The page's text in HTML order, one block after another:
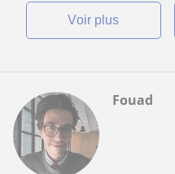
voir plus
Fouad